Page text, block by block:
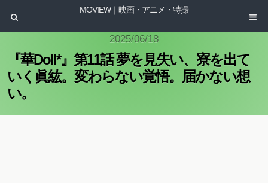
MOVIEW｜映画・アニメ・特撮
2025/06/18
『華Doll*』第11話 夢を見失い、寮を出て
いく眞紘。変わらない覚悟。届かない想
い。